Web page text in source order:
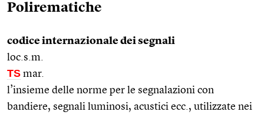
Polirematiche
codice internazionale dei segnali
loc.s.m.
TS mar.
l’insieme delle norme per le segnalazioni con
bandiere, segnali luminosi, acustici ecc., utilizzate nei